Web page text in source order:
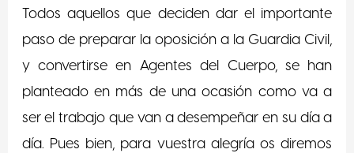
Todos aquellos que deciden dar el importante
paso de preparar la oposición a la Guardia Civil,
y convertirse en Agentes del Cuerpo, se han
planteado en más de una ocasión como va a
ser el trabajo que van a desempeñar en su día a
día. Pues bien, para vuestra alegría os diremos